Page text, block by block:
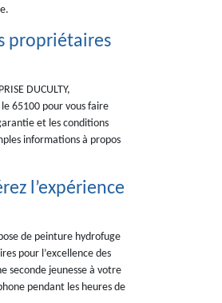
propriétaires
DUCULTY,
65100 pour vous faire
et les conditions
informations à propos
l’expérience
de peinture hydrofuge
pour l’excellence des
seconde jeunesse à votre
pendant les heures de